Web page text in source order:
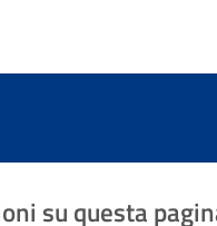
su questa